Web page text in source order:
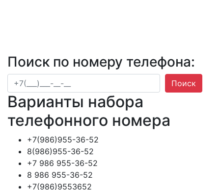
Поиск по номеру телефона:
Поиск
Варианты набора
телефонного номера
+7(986)955-36-52
8(986)955-36-52
+7 986 955-36-52
8 986 955-36-52
+7(986)9553652